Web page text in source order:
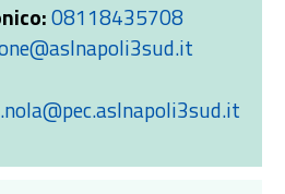
08118435708